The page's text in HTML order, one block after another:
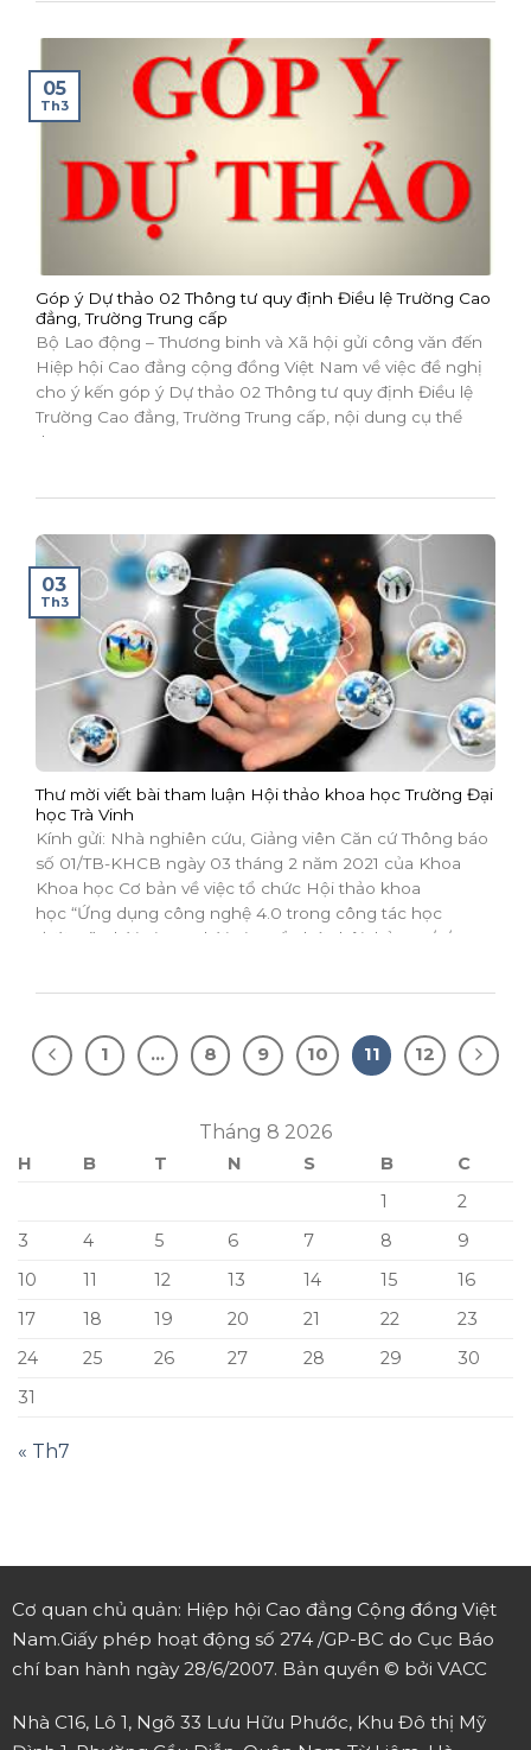
Tháng 8 2026
H B T N S B
C
1
2
3
4 5 6 7 8
9
10
11 12 13 14 15
16
17
18 19 20 21 22
23
24
25 26 27 28 29
30
31
« Th7
Góp ý Dự thảo 02 Thông tư quy định Điều lệ Trường Cao
đẳng, Trường Trung cấp
Bộ Lao động – Thương binh và Xã hội gửi công văn đến
Hiệp hội Cao đẳng cộng đồng Việt Nam về việc đề nghị
cho ý kến góp ý Dự thảo 02 Thông tư quy định Điều lệ
Trường Cao đẳng, Trường Trung cấp, nội dung cụ thể
theo...
05
Th3
Thư mời viết bài tham luận Hội thảo khoa học Trường Đại
học Trà Vinh
Kính gửi: Nhà nghiên cứu, Giảng viên Căn cứ Thông báo
số 01/TB-KHCB ngày 03 tháng 2 năm 2021 của Khoa
Khoa học Cơ bản về việc tổ chức Hội thảo khoa
học “Ứng dụng công nghệ 4.0 trong công tác học
đường” Thời gian – Thời gian tổ chức hội thảo: 14/6/2021
03
Th3
1 … 8 9 10 11 12
Cơ quan chủ quản: Hiệp hội Cao đẳng Cộng đồng Việt
Nam.Giấy phép hoạt động số 274 /GP-BC do Cục Báo
chí ban hành ngày 28/6/2007. Bản quyền © bởi VACC
Nhà C16, Lô 1, Ngõ 33 Lưu Hữu Phước, Khu Đô thị Mỹ